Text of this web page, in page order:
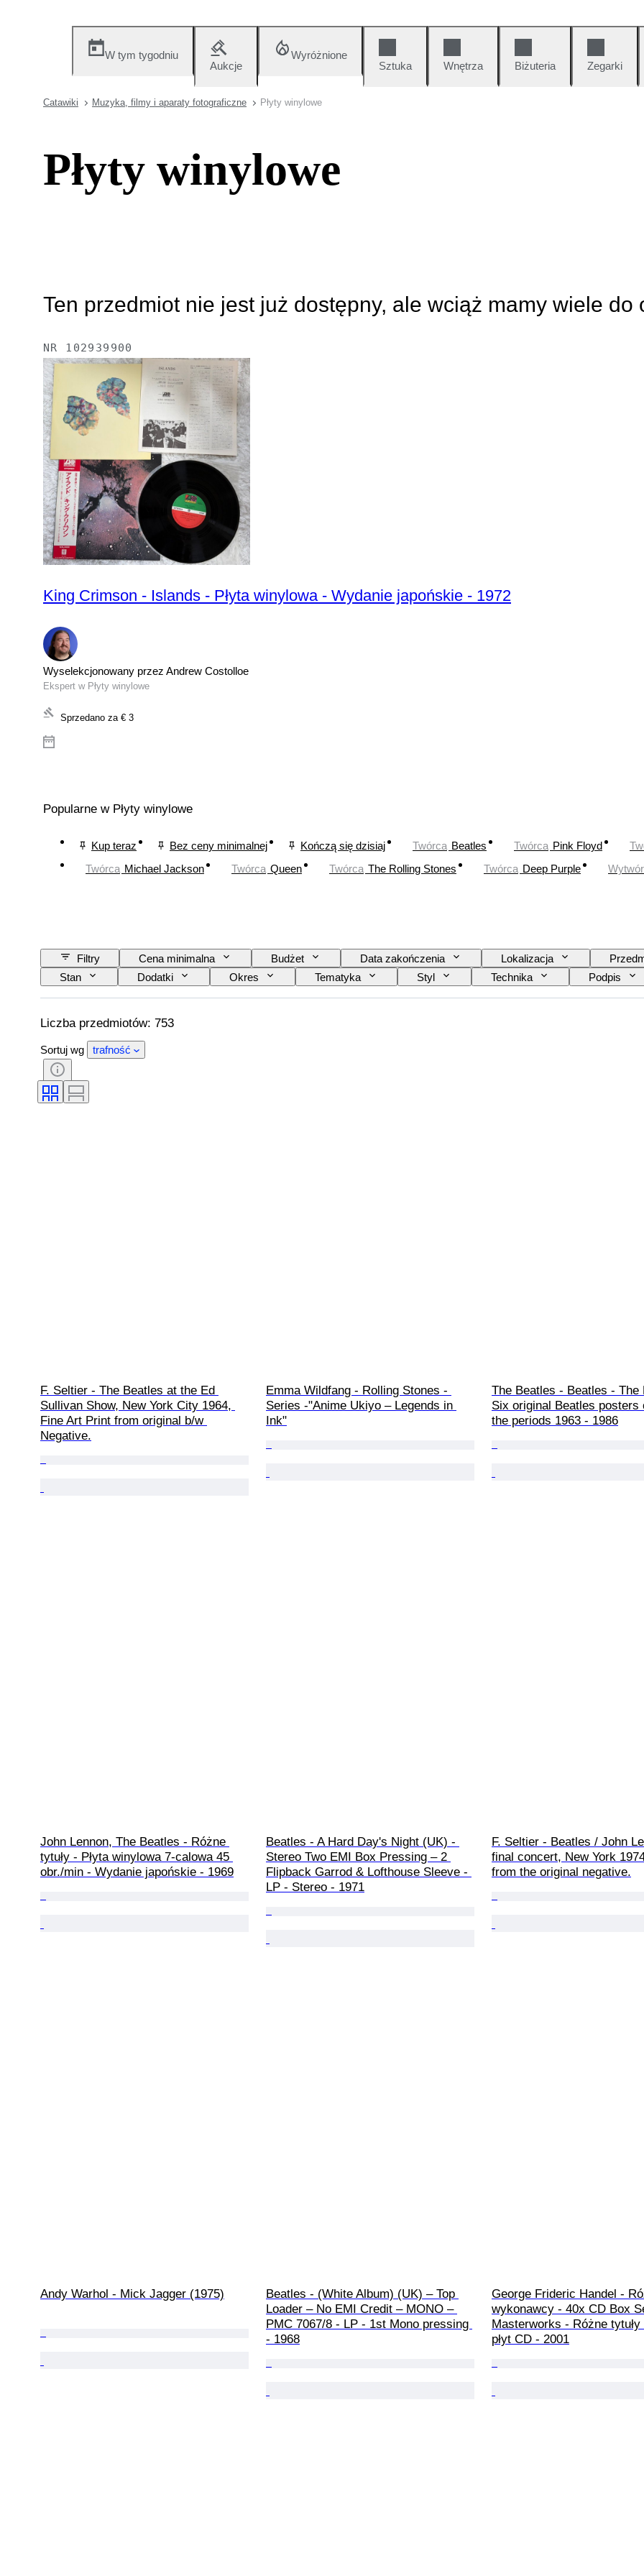
W tym tygodniu
Aukcje
Wyróżnione
Sztuka
Wnętrza Biżuteria Zegarki
Catawiki Muzyka, filmy i aparaty fotograficzne Płyty winylowe
Płyty winylowe
Ten przedmiot nie jest już dostępny, ale wciąż mamy wiele do
NR 102939900
King Crimson - Islands - Płyta winylowa - Wydanie japońskie - 1972
Wyselekcjonowany przez Andrew Costolloe
Ekspert w Płyty winylowe
Sprzedano za € 3
Popularne w Płyty winylowe
Kup teraz Bez ceny minimalnej Kończą się dzisiaj Twórca Beatles Twórca Pink Floyd
Twórca Michael Jackson Twórca Queen Twórca The Rolling Stones Twórca Deep Purple
Filtry Cena minimalna Budżet Data zakończenia Lokalizacja
Stan
Dodatki Okres Tematyka Styl Technika Podpis
Kolor
Sprzedawane przez Rodzaj pamiątki muzycznej Przetestowany i działający
Liczba przedmiotów: 753
Sortuj wg trafność
F. Seltier - The Beatles at the Ed
Sullivan Show, New York City 1964,
Fine Art Print from original b/w
Negative.
Emma Wildfang - Rolling Stones -
Series -"Anime Ukiyo – Legends in
Ink"
The Beatles - Beatles - The
Six original Beatles posters
the periods 1963 - 1986
John Lennon, The Beatles - Różne
tytuły - Płyta winylowa 7-calowa 45
obr./min - Wydanie japońskie - 1969
Beatles - A Hard Day's Night (UK) -
Stereo Two EMI Box Pressing – 2
Flipback Garrod & Lofthouse Sleeve -
LP - Stereo - 1971
F. Seltier - Beatles / John
final concert, New York
from the original negative.
Andy Warhol - Mick Jagger (1975)
Beatles - (White Album) (UK) – Top
Loader – No EMI Credit – MONO –
PMC 7067/8 - LP - 1st Mono pressing
- 1968
George Frideric Handel -
wykonawcy - 40x CD Box
Masterworks - Różne
płyt CD - 2001